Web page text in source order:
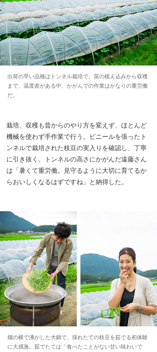
出荷の早い品種はトンネル栽培で。苗の植え込みから収穫
まで、温度差がある中、かがんでの作業はかなりの重労働
だ。
栽培、収穫も昔からのやり方を変えず、ほとんど
機械を使わず手作業で行う。ビニールを張ったト
ンネルで栽培された枝豆の実入りを確認し、丁寧
に引き抜く。トンネルの高さにかがんだ遠藤さん
は「暑くて重労働。見守るように大切に育てるか
らおいしくなるはずですね」と納得した。
畑の横で沸かした大鍋で、採れたての枝豆を茹でる初体験
に大感激。茹でたては「食べたことがない甘い味わいで